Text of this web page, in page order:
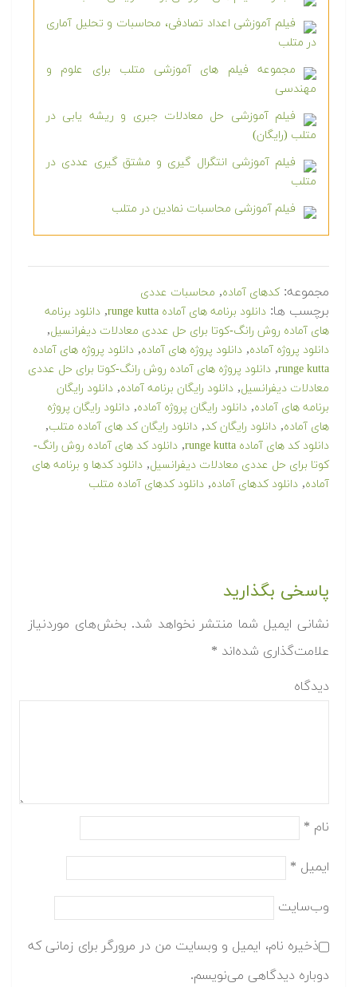
فیلم آموزشی اعداد تصادفی، محاسبات و تحلیل آماری
در متلب
مجموعه فیلم های آموزشی متلب برای علوم و
مهندسی
فیلم آموزشی حل معادلات جبری و ریشه یابی در
متلب (رایگان)
فیلم آموزشی انتگرال گیری و مشتق گیری عددی در
متلب
فیلم آموزشی محاسبات نمادین در متلب
مجموعه:کدهای آماده, محاسبات عددی
برچسب ها: دانلود برنامه های آماده runge kutta , دانلود برنامه
های آماده روش رانگ-کوتا برای حل عددی معادلات دیفرانسیل,
دانلود پروژه آماده, دانلود پروژه های آماده, دانلود پروژه های آماده
runge kutta
, دانلود پروژه های آماده روش رانگ-کوتا برای حل عددی
معادلات دیفرانسیل, دانلود رایگان برنامه آماده, دانلود رایگان
برنامه های آماده, دانلود رایگان پروژه آماده, دانلود رایگان پروژه
های آماده, دانلود رایگان کد, دانلود رایگان کد های آماده متلب,
دانلود کد های آماده runge kutta , دانلود کد های آماده روش رانگ-
کوتا برای حل عددی معادلات دیفرانسیل, دانلود کدها و برنامه های
آماده, دانلود کدهای آماده, دانلود کدهای آماده متلب
پاسخی بگذارید
نشانی ایمیل شما منتشر نخواهد شد. بخش‌های موردنیاز
علامت‌گذاری شده‌اند *
دیدگاه
نام *
ایمیل *
وب‌سایت
ذخیره نام، ایمیل و وبسایت من در مرورگر برای زمانی که
دوباره دیدگاهی می‌نویسم.